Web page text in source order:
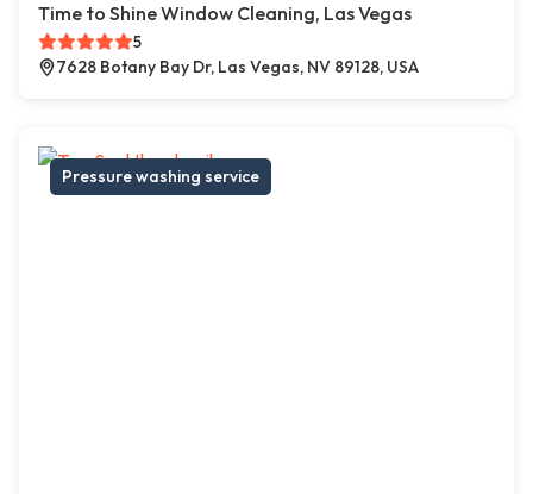
Time to Shine Window Cleaning, Las Vegas
5
7628 Botany Bay Dr, Las Vegas, NV 89128, USA
Pressure washing service